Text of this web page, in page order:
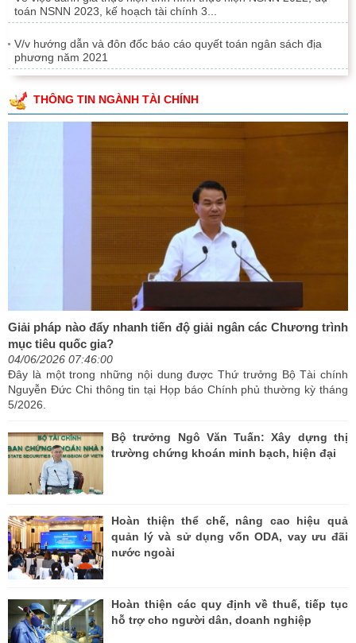
toán NSNN 2023, kế hoạch tài chính 3...
V/v hướng dẫn và đôn đốc báo cáo quyết toán ngân sách địa
phương năm 2021
THÔNG TIN NGÀNH TÀI CHÍNH
Giải pháp nào đẩy nhanh tiến độ giải ngân các Chương trình
mục tiêu quốc gia?
04/06/2026 07:46:00
Đây là một trong những nội dung được Thứ trưởng Bộ Tài chính
Nguyễn Đức Chi thông tin tại Họp báo Chính phủ thường kỳ tháng
5/2026.
Bộ trưởng Ngô Văn Tuấn: Xây dựng thị
trường chứng khoán minh bạch, hiện đại
Hoàn thiện thể chế, nâng cao hiệu quả
quản lý và sử dụng vốn ODA, vay ưu đãi
nước ngoài
Hoàn thiện các quy định về thuế, tiếp tục
hỗ trợ cho người dân, doanh nghiệp